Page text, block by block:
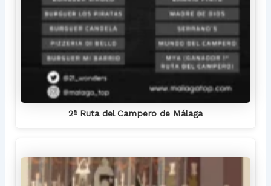
2ª Ruta del Campero de Málaga